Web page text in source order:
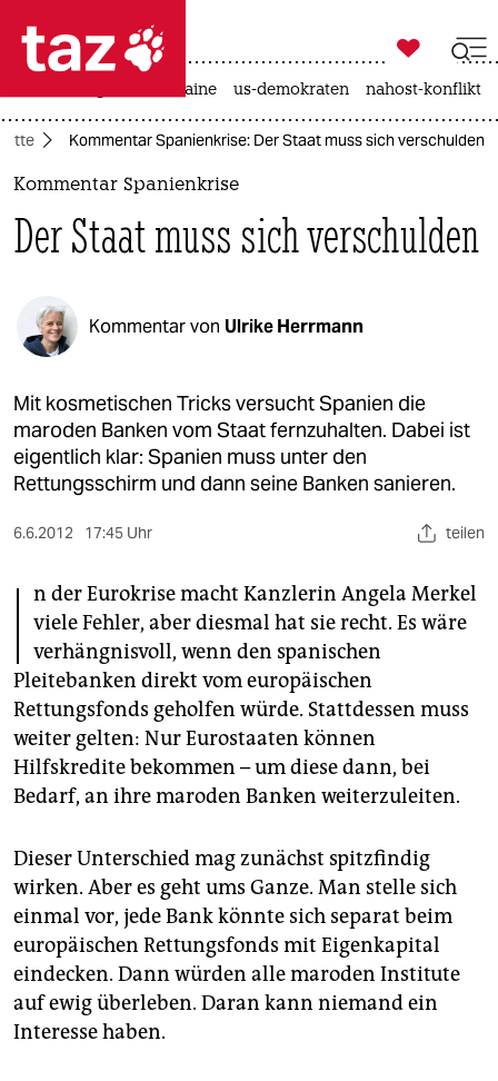
 taz zahl ich
taz zahl ich
politik
öko
gesellschaft
kultur
sport
wahrheit
verlag
verlag
veranstaltungen
shop
unterstützen
abo
genossenschaft
epaper login

taz zahl ich
krieg in der ukraine us-demokraten nahost-konflikt
Kommentar Spanienkrise: Der Staat muss sich verschulden
Kommentar Spanienkrise
Der Staat muss sich verschulden
Kommentar von Ulrike Herrmann
Mit kosmetischen Tricks versucht Spanien die
maroden Banken vom Staat fernzuhalten. Dabei ist
eigentlich klar: Spanien muss unter den
Rettungsschirm und dann seine Banken sanieren.
6.6.2012 17:45 Uhr teilen
I n der Eurokrise macht Kanzlerin Angela Merkel
viele Fehler, aber diesmal hat sie recht. Es wäre
verhängnisvoll, wenn den spanischen
Pleitebanken direkt vom europäischen
Rettungsfonds geholfen würde. Stattdessen muss
weiter gelten: Nur Eurostaaten können
Hilfskredite bekommen – um diese dann, bei
Bedarf, an ihre maroden Banken weiterzuleiten.
Dieser Unterschied mag zunächst spitzfindig
wirken. Aber es geht ums Ganze. Man stelle sich
einmal vor, jede Bank könnte sich separat beim
europäischen Rettungsfonds mit Eigenkapital
eindecken. Dann würden alle maroden Institute
auf ewig überleben. Daran kann niemand ein
Interesse haben.